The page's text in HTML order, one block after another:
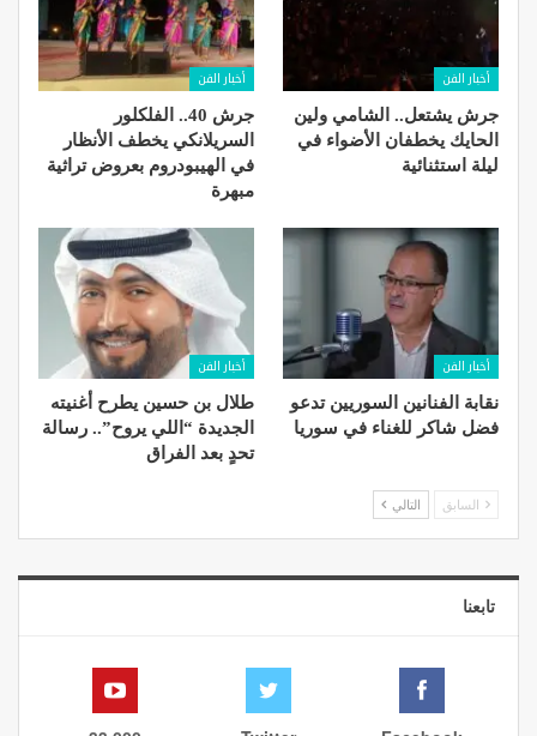
أخبار الفن
جرش يشتعل.. الشامي ولين
الحايك يخطفان الأضواء في
ليلة استثنائية
أخبار الفن
جرش 40.. الفلكلور
السريلانكي يخطف الأنظار
في الهيبودروم بعروض تراثية
مبهرة
أخبار الفن
نقابة الفنانين السوريين تدعو
فضل شاكر للغناء في سوريا
أخبار الفن
طلال بن حسين يطرح أغنيته
الجديدة “اللي يروح”.. رسالة
تحدٍ بعد الفراق
السابق التالي
تابعنا